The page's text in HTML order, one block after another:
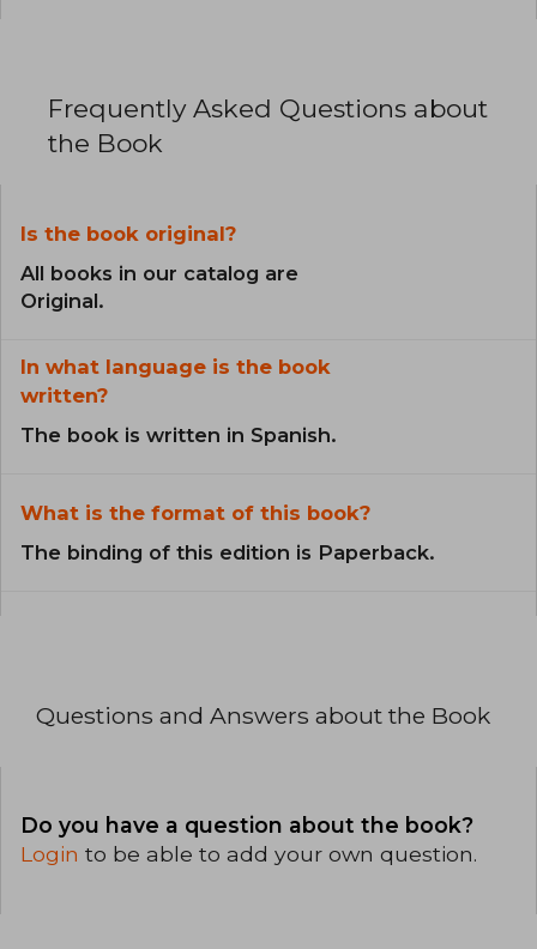
Frequently Asked Questions about
the Book
Is the book original?
All books in our catalog are
Original.
In what language is the book
written?
The book is written in Spanish.
What is the format of this book?
The binding of this edition is Paperback.
Questions and Answers about the Book
Do you have a question about the book?
Login to be able to add your own question.